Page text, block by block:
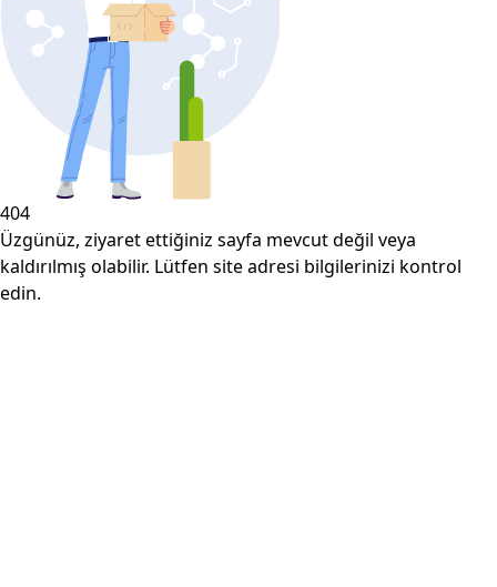
404
Üzgünüz, ziyaret ettiğiniz sayfa mevcut değil veya
kaldırılmış olabilir. Lütfen site adresi bilgilerinizi kontrol
edin.